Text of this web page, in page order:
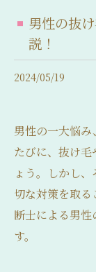
男性の抜
説！
2024/05/19
男性の一大悩
たびに、抜け
ょう。しかし
切な対策を取
断士による男
す。